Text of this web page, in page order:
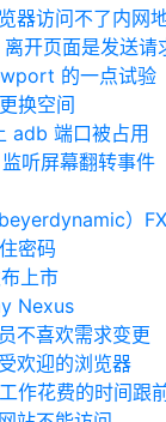
器访问不了内网
开页面是发送请
的一点试验
换空间
adb 端口被占用
听屏幕翻转事件
）
密码
上市
Nexus
不喜欢需求变更
欢迎的浏览器
作花费的时间跟